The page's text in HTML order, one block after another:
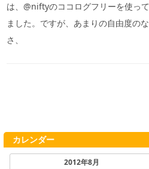
は、@niftyのココログフリーを使って
ました。ですが、あまりの自由度のな
さ、
カレンダー
2012年8月